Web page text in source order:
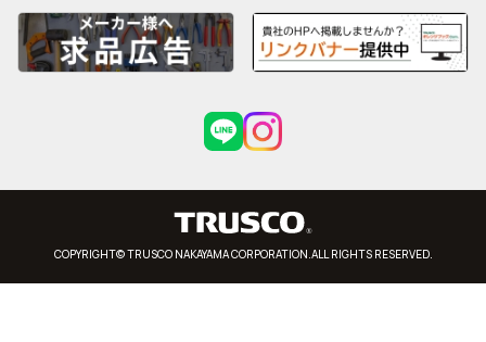
COPYRIGHT© TRUSCO NAKAYAMA CORPORATION.ALL RIGHTS RESERVED.